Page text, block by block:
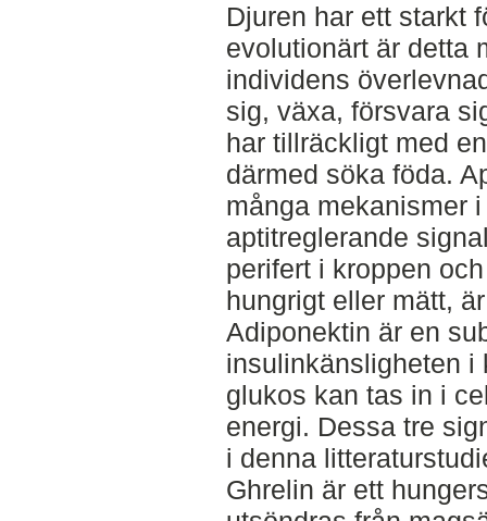
Djuren har ett starkt
evolutionärt är detta
individens
sig, växa, försvara
har tillräckligt med
därmed söka föda.
många mekanismer
aptitreglerande
perifert i kroppen
hungrigt eller mätt,
Adiponektin är en
insulinkänsligheten i
glukos kan tas in i
energi. Dessa tre
i denna
Ghrelin är ett